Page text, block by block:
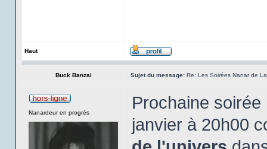
Haut
Buck Banzai Sujet du message: Re: Les Soirées Nanar de
Nanardeur en progrès
Prochaine
janvier à 20h00